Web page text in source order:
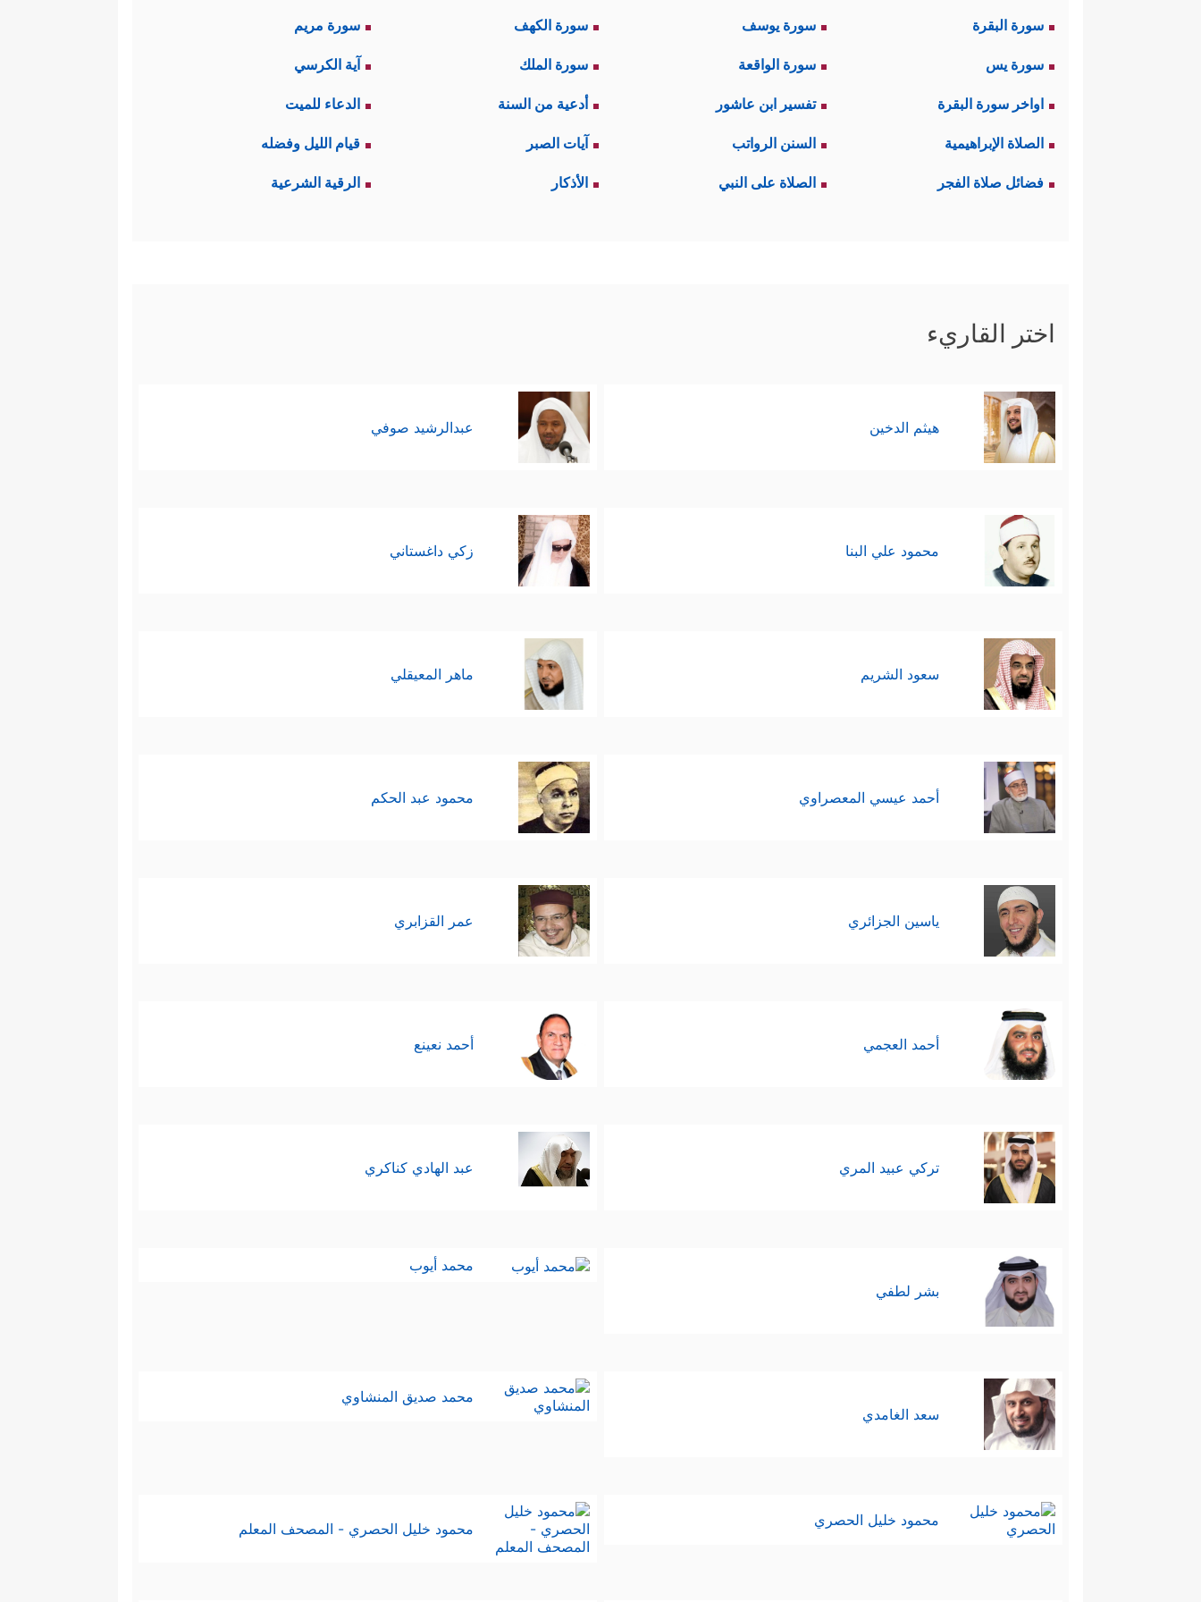
سورة البقرة سورة يوسف سورة الكهف سورة مريم
سورة يس سورة الواقعة سورة الملك آية الكرسي
اواخر سورة البقرة تفسير ابن عاشور أدعية من السنة الدعاء للميت
الصلاة الإبراهيمية السنن الرواتب آيات الصبر قيام الليل وفضله
فضائل صلاة الفجر الصلاة على النبي الأذكار الرقية الشرعية
اختر القاريء
هيثم الدخين عبدالرشيد صوفي
محمود علي البنا زكي داغستاني
سعود الشريم ماهر المعيقلي
أحمد عيسي المعصراوي محمود عبد الحكم
ياسين الجزائري عمر القزابري
أحمد العجمي أحمد نعينع
تركي عبيد المري عبد الهادي كناكري
بشر لطفي
محمد أيوب
سعد الغامدي
محمد صديق المنشاوي
محمود خليل الحصري محمود خليل الحصري - المصحف المعلم